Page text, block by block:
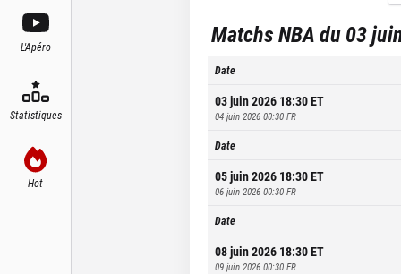
L'Apéro
Statistiques
Hot
Matchs NBA du 03
Date
03 juin 2026 18:30ET
04 juin 2026 00:30 FR
Date
05 juin 2026 18:30ET
06 juin 2026 00:30 FR
Date
08 juin 2026 18:30ET
09 juin 2026 00:30 FR